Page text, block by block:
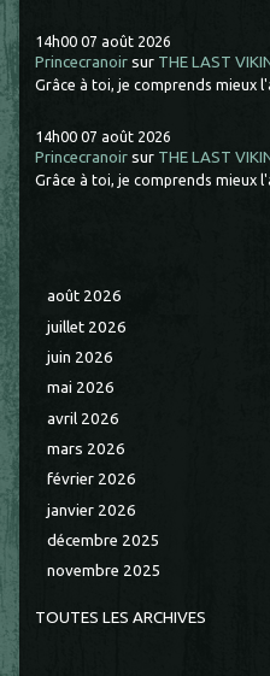
14h00 07 août 2026
Princecranoir sur THE LAST
Grâce à toi, je comprends mieux
14h00 07 août 2026
Princecranoir sur THE LAST
Grâce à toi, je comprends mieux
août 2026
juillet 2026
juin 2026
mai 2026
avril 2026
mars 2026
février 2026
janvier 2026
décembre 2025
novembre 2025
TOUTES LES ARCHIVES